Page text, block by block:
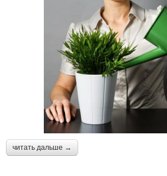
читать дальше →